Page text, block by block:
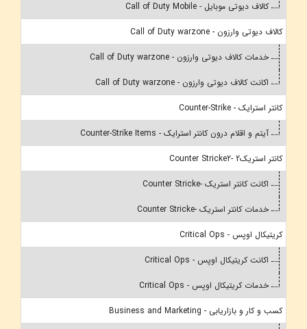
کالاف دیوتی موبایل - Call of Duty Mobile
کالاف دیوتی وارزون - Call of Duty warzone
خدمات کالاف دیوتی وارزون - Call of Duty warzone
اکانت کالاف دیوتی وارزون - Call of Duty warzone
کانتر استرایک - Counter-Strike
آیتم و اقلام درون کانتر استرایک - Counter-Strike Items
کانتر استریک2 -Counter Stricke2
اکانت کانتر استریک -Counter Stricke
خدمات کانتر استریک -Counter Stricke
کریتیکال اوپس - Critical Ops
اکانت کریتیکال اوپس - Critical Ops
خدمات کریتیکال اوپس - Critical Ops
کسب و کار و بازاریابی - Business and Marketing